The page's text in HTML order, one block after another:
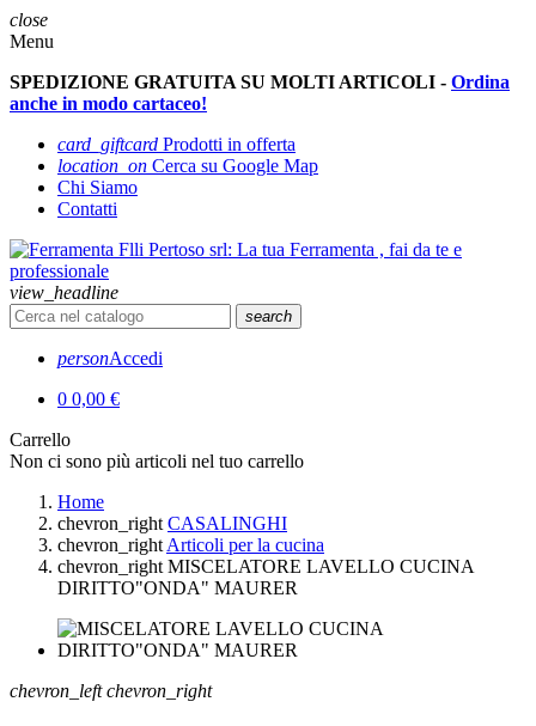
close
Menu
SPEDIZIONE GRATUITA SU MOLTI ARTICOLI - Ordina
anche in modo cartaceo!
card_giftcard Prodotti in offerta
location_on Cerca su Google Map
Chi Siamo
Contatti
view_headline
search
personAccedi
0 0,00 €
Carrello
Non ci sono più articoli nel tuo carrello
Home
chevron_right CASALINGHI
chevron_right Articoli per la cucina
chevron_right MISCELATORE LAVELLO CUCINA
DIRITTO"ONDA" MAURER
chevron_left chevron_right